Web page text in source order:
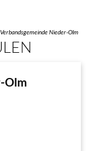
Nieder-Olm
Olm